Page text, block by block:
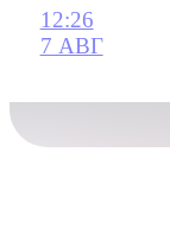
12:26
7 АВГ